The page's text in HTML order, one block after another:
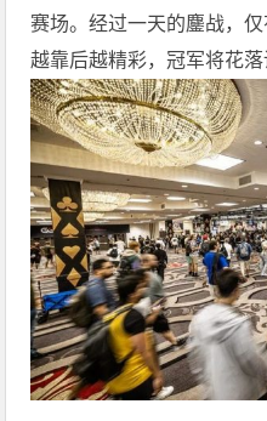
赛场。经过一天的鏖战，
越靠后越精彩，冠军将花